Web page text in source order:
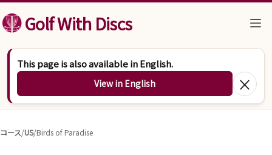
コンテンツへスキップ
Golf With Discs
This page is also available in English.
View in English ×
コース/US/Birds of Paradise